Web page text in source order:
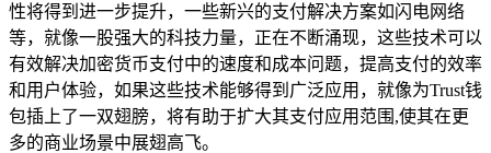
性将得到进一步提升，一些新兴的支付解决方案如闪电网络
等，就像一股强大的科技力量，正在不断涌现，这些技术可以
有效解决加密货币支付中的速度和成本问题，提高支付的效率
和用户体验，如果这些技术能够得到广泛应用，就像为Trust钱
包插上了一双翅膀，将有助于扩大其支付应用范围,使其在更
多的商业场景中展翅高飞。